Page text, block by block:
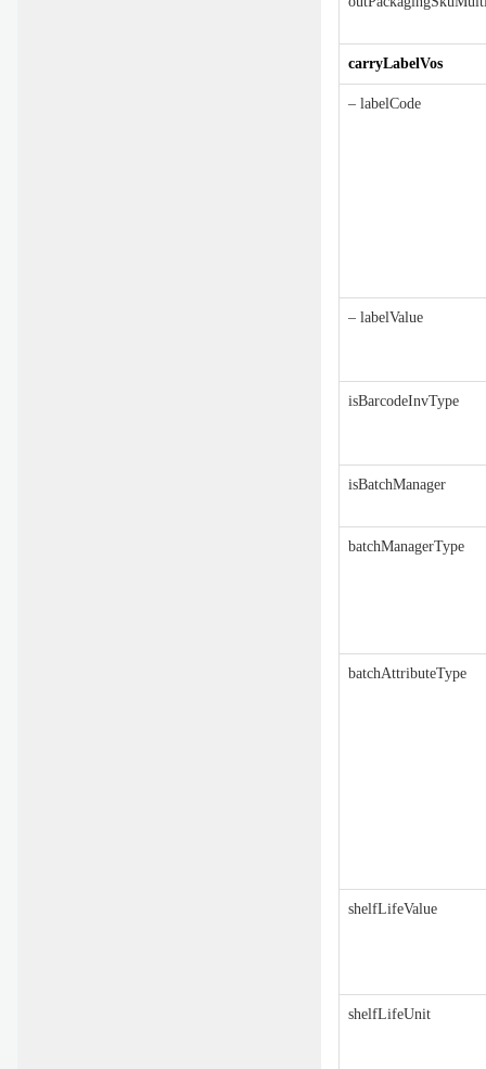
carryLabelVos
– labelCode
– labelValue
isBarcodeInvType
isBatchManager
batchManagerType
batchAttributeType
shelfLifeValue
shelfLifeUnit